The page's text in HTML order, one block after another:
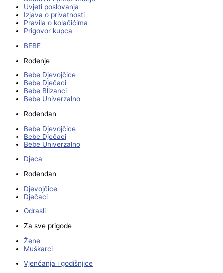
Uvjeti poslovanja
Izjava o privatnosti
Pravila o kolačićima
Prigovor kupca
BEBE
Rođenje
Bebe Djevojčice
Bebe Dječaci
Bebe Blizanci
Bebe Univerzalno
Rođendan
Bebe Djevojčice
Bebe Dječaci
Bebe Univerzalno
Djeca
Rođendan
Djevojčice
Dječaci
Odrasli
Za sve prigode
Žene
Muškarci
Vjenčanja i godišnjice